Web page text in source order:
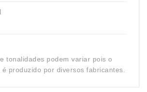
tonalidades podem variar pois o
produzido por diversos fabricantes.